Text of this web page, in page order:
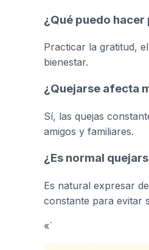
¿Qué puedo
Practicar la gratitud,
bienestar.
¿Quejarse afecta
Sí, las quejas
amigos y familiares.
¿Es normal
Es natural expresar
constante para evitar
«`